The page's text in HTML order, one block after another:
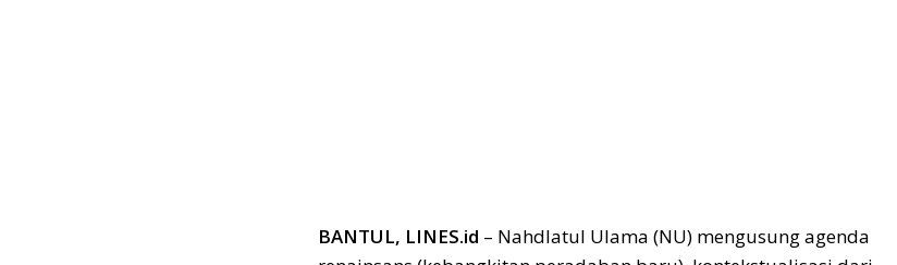
BANTUL, LINES.id – Nahdlatul Ulama (NU) mengusung agenda